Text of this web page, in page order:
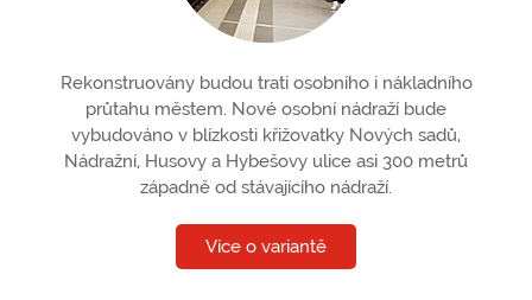
Rekonstruovány budou trati osobního i nákladního
průtahu městem. Nové osobní nádraží bude
vybudováno v blízkosti křižovatky Nových sadů,
Nádražní, Husovy a Hybešovy ulice asi 300 metrů
západně od stávajícího nádraží.
Více o variantě